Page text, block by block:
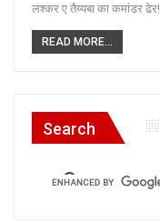
लश्कर ए तैय्यबा का कमांडर ढेर!
READ MORE...
Search